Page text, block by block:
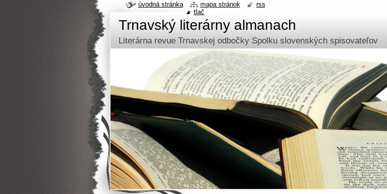
Trnavský literárny almanach
Literárna revue Trnavskej odbočky Spolku slovenských spisovateľov
úvodná stránka mapa stránok
rss
tlač